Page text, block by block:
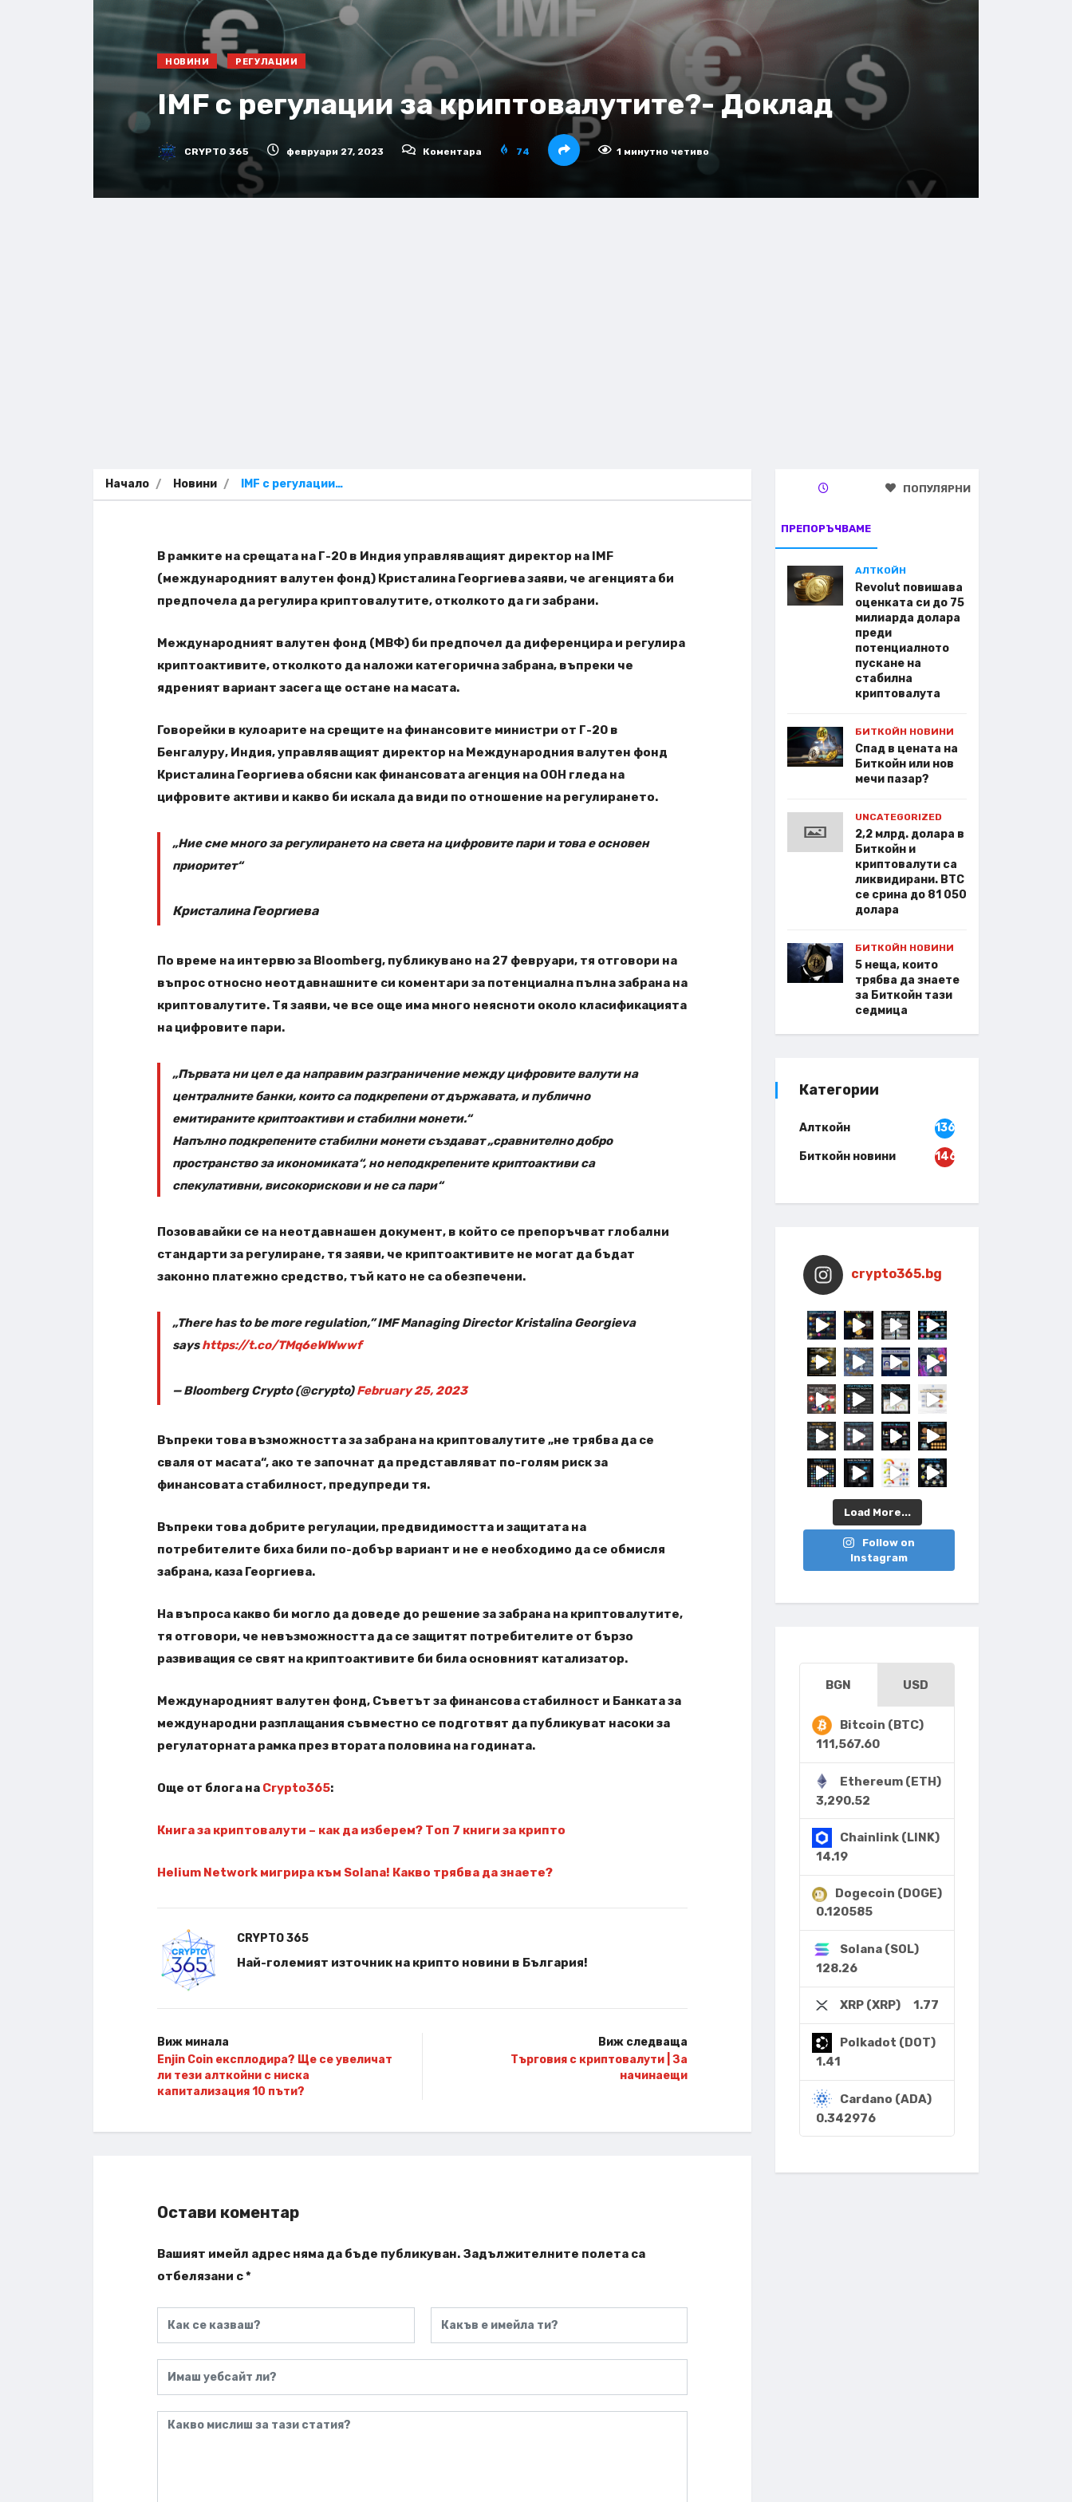
НОВИНИ РЕГУЛАЦИИ
IMF с регулации за криптовалутите?- Доклад
CRYPTO 365 февруари 27, 2023 Коментара 74 1 минутно четиво
Начало Новини IMF с регулации…
В рамките на срещата на Г-20 в Индия управляващият директор на IMF
(международният валутен фонд) Кристалина Георгиева заяви, че агенцията би
предпочела да регулира криптовалутите, отколкото да ги забрани.
Международният валутен фонд (МВФ) би предпочел да диференцира и регулира
криптоактивите, отколкото да наложи категорична забрана, въпреки че
ядреният вариант засега ще остане на масата.
Говорейки в кулоарите на срещите на финансовите министри от Г-20 в
Бенгалуру, Индия, управляващият директор на Международния валутен фонд
Кристалина Георгиева обясни как финансовата агенция на ООН гледа на
цифровите активи и какво би искала да види по отношение на регулирането.
„Ние сме много за регулирането на света на цифровите пари и това е основен
приоритет“
Кристалина Георгиева
По време на интервю за Bloomberg, публикувано на 27 февруари, тя отговори на
въпрос относно неотдавнашните си коментари за потенциална пълна забрана на
криптовалутите. Тя заяви, че все още има много неясноти около класификацията
на цифровите пари.
„Първата ни цел е да направим разграничение между цифровите валути на
централните банки, които са подкрепени от държавата, и публично
емитираните криптоактиви и стабилни монети.“
Напълно подкрепените стабилни монети създават „сравнително добро
пространство за икономиката“, но неподкрепените криптоактиви са
спекулативни, високорискови и не са пари“
Позовавайки се на неотдавнашен документ, в който се препоръчват глобални
стандарти за регулиране, тя заяви, че криптоактивите не могат да бъдат
законно платежно средство, тъй като не са обезпечени.
„There has to be more regulation,” IMF Managing Director Kristalina Georgieva
sayshttps://t.co/TMq6eWWwwf
— Bloomberg Crypto (@crypto)February 25, 2023
Въпреки това възможността за забрана на криптовалутите „не трябва да се
сваля от масата“, ако те започнат да представляват по-голям риск за
финансовата стабилност, предупреди тя.
Въпреки това добрите регулации, предвидимостта и защитата на
потребителите биха били по-добър вариант и не е необходимо да се обмисля
забрана, каза Георгиева.
На въпроса какво би могло да доведе до решение за забрана на криптовалутите,
тя отговори, че невъзможността да се защитят потребителите от бързо
развиващия се свят на криптоактивите би била основният катализатор.
Международният валутен фонд, Съветът за финансова стабилност и Банката за
международни разплащания съвместно се подготвят да публикуват насоки за
регулаторната рамка през втората половина на годината.
Още от блога на Crypto365:
Книга за криптовалути – как да изберем? Топ 7 книги за крипто
Helium Network мигрира към Solana! Какво трябва да знаете?
CRYPTO 365
Най-големият източник на крипто новини в България!
Виж минала
Enjin Coin експлодира? Ще се увеличат
ли тези алткойни с ниска
капитализация 10 пъти?
Виж следваща
Търговия с криптовалути | За
начинаещи
Остави коментар
Вашият имейл адрес няма да бъде публикуван. Задължителните полета са
отбелязани с*
ПРЕПОРЪЧВАМЕ
ПОПУЛЯРНИ
АЛТКОЙН
Revolut повишава
оценката си до 75
милиарда долара
преди
потенциалното
пускане на
стабилна
криптовалута
БИТКОЙН НОВИНИ
Спад в цената на
Биткойн или нов
мечи пазар?
UNCATEGORIZED
2,2 млрд. долара в
Биткойн и
криптовалути са
ликвидирани. BTC
се срина до 81 050
долара
БИТКОЙН НОВИНИ
5 неща, които
трябва да знаете
за Биткойн тази
седмица
Категории
Алткойн 136
Биткойн новини 146
crypto365.bg
Load More...
Follow on
Instagram
BGN USD
Bitcoin (BTC)
111,567.60
Ethereum (ETH)
3,290.52
Chainlink (LINK)
14.19
Dogecoin (DOGE)
0.120585
Solana (SOL)
128.26
XRP (XRP) 1.77
Polkadot (DOT)
1.41
Cardano (ADA)
0.342976